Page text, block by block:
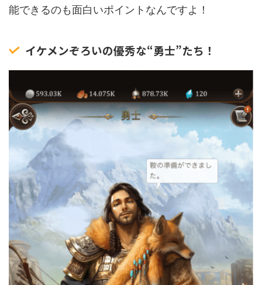
能できるのも面白いポイントなんですよ！
イケメンぞろいの優秀な“勇士”たち！